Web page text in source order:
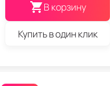
В корзину
Купить в один клик